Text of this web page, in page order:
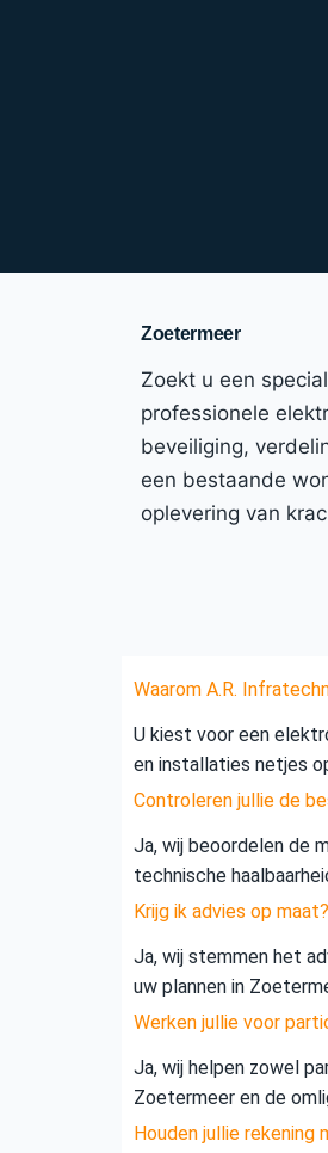
Zoetermeer
Zoekt u een
professionele
beveiliging,
een bestaande
oplevering van
Waarom A.R.
U kiest voor een
en installaties netjes
Controleren jullie de
Ja, wij beoordelen de
technische
Krijg ik advies op maat?
Ja, wij stemmen het
uw plannen in
Werken jullie voor
Ja, wij helpen zowel
Zoetermeer en de
Houden jullie